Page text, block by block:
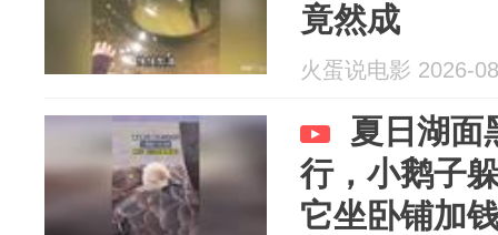
竟然成
火蛋说电影 2026-
夏日湖面
行，小鹅子
它坐卧铺加